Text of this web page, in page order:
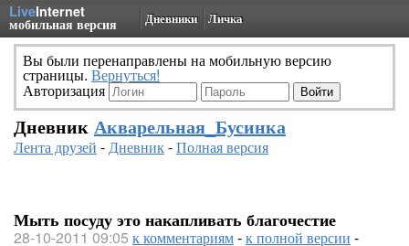
LiveInternet
мобильная версия Дневники Личка
Вы были перенаправлены на мобильную версию
страницы. Вернуться!
Авторизация
Дневник Акварельная_Бусинка
Лента друзей -Дневник-Полная версия
Мыть посуду это накапливать благочестие
28-10-2011 09:05 к комментариям-к полной версии -